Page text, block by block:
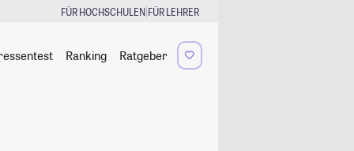
FÜR HOCHSCHULEN|FÜR LEHRER
Ranking Ratgeber